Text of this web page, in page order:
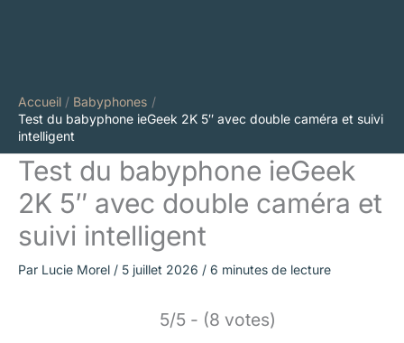
Accueil
Babyphones
Test du babyphone ieGeek 2K 5″ avec double caméra et suivi
intelligent
Test du babyphone ieGeek
2K 5″ avec double caméra et
suivi intelligent
Par Lucie Morel / 5 juillet 2026 / 6 minutes de lecture
5/5 - (8 votes)